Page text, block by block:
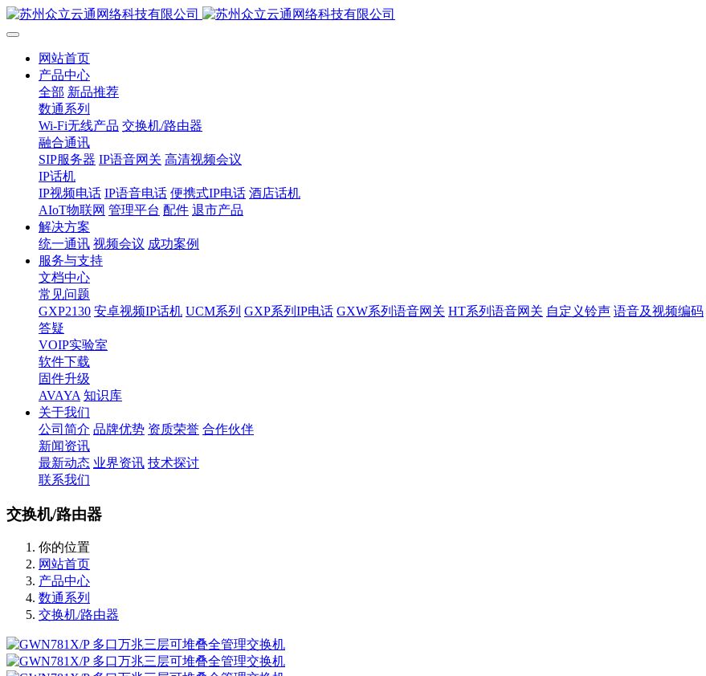
网站首页
产品中心
全部 新品推荐
数通系列
Wi-Fi无线产品 交换机/路由器
融合通讯
SIP服务器 IP语音网关 高清视频会议
IP话机
IP视频电话 IP语音电话 便携式IP电话 酒店话机
AIoT物联网 管理平台 配件 退市产品
解决方案
统一通讯 视频会议 成功案例
服务与支持
文档中心
常见问题
GXP2130 安卓视频IP话机 UCM系列 GXP系列IP电话 GXW系列语音网关 HT系列语音网关 自定义铃声 语音及视频编码
答疑
VOIP实验室
软件下载
固件升级
AVAYA 知识库
关于我们
公司简介 品牌优势 资质荣誉 合作伙伴
新闻资讯
最新动态 业界资讯 技术探讨
联系我们
交换机/路由器
你的位置
网站首页
产品中心
数通系列
交换机/路由器